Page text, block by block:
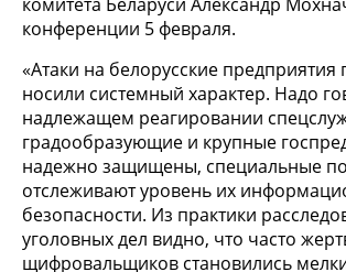
конференции 5 февраля.
«Атаки на белорусские предприятия
носили системный характер. Надо
надлежащем реагировании
градообразующие и крупные
надежно защищены, специальные
отслеживают уровень их
безопасности. Из практики
уголовных дел видно, что часто
щифровальщиков становились